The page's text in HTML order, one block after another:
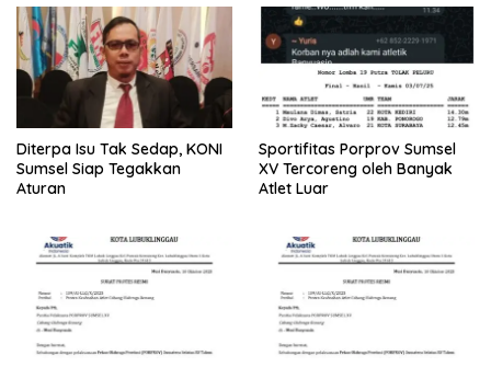
Diterpa Isu Tak Sedap, KONI
Sumsel Siap Tegakkan
Aturan
Sportifitas Porprov Sumsel
XV Tercoreng oleh Banyak
Atlet Luar